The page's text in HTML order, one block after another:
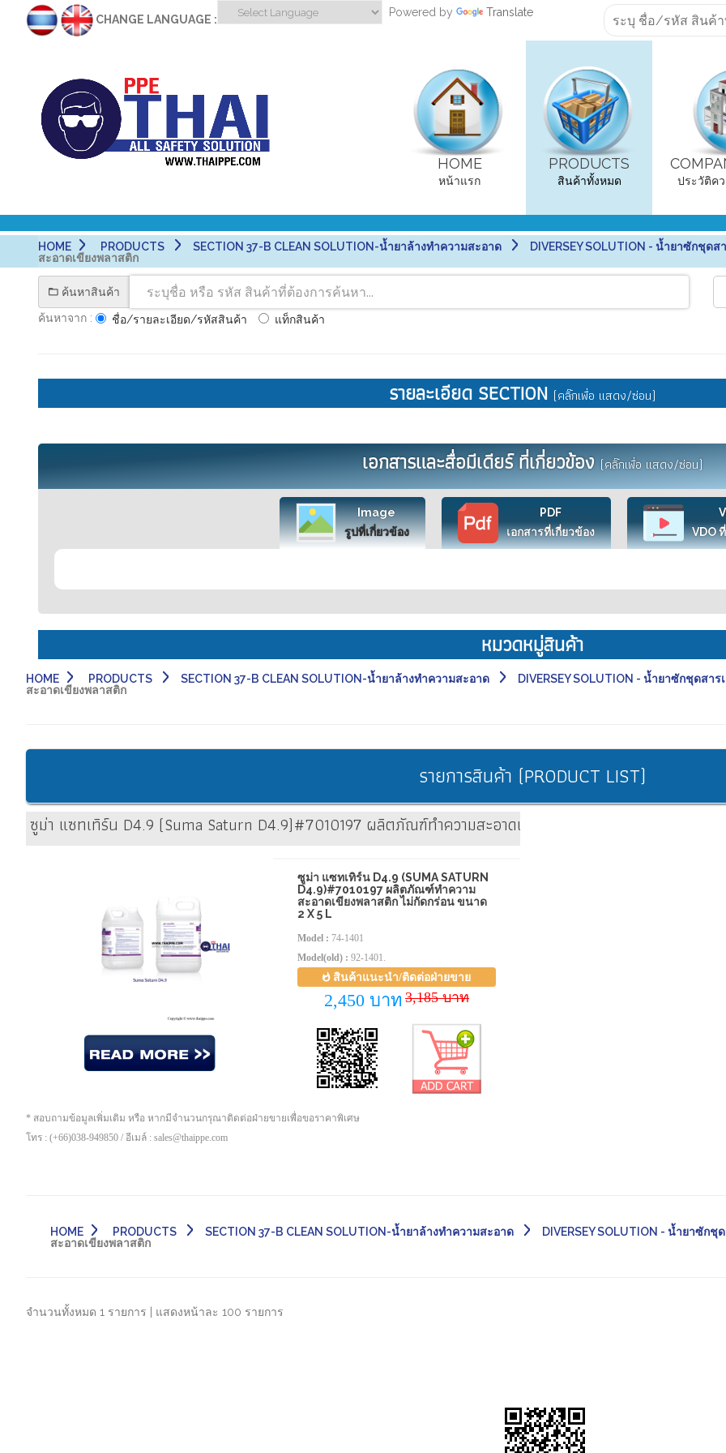
CHANGE LANGUAGE :
Powered by Translate
HOME
หน้าแรก
PRODUCTS
สินค้าทั้งหมด ประวัติค
HOME PRODUCTS SECTION 37-B CLEAN SOLUTION-น้ำยาล้างทำความสะอาด DIVERSEY SOLUTION - น้ำยาซักชุด
สะอาดเขียงพลาสติก
ค้นหาสินค้า
ค้นหาจาก :
ชื่อ/รายละเอียด/รหัสสินค้า แท็กสินค้า
รายละเอียด SECTION (คลิ๊กเพื่อ แสดง/ซ่อน)
เอกสารและสื่อมีเดียร์ ที่เกี่ยวข้อง(คลิ๊กเพื่อ แสดง/ซ่อน)
Image
รูปที่เกี่ยวข้อง
PDF
เอกสารที่เกี่ยวข้อง
VDO
หมวดหมู่สินค้า
HOME PRODUCTS SECTION 37-B CLEAN SOLUTION-น้ำยาล้างทำความสะอาด DIVERSEY SOLUTION - น้ำยาซักชุดสา
สะอาดเขียงพลาสติก
รายการสินค้า (PRODUCT LIST)
ซูม่า แซทเทิร์น D4.9 (Suma Saturn D4.9)#7010197 ผลิตภัณฑ์ทำความสะอาดเขียงพลาสติก ไม่กัดกร่อน ขนาด 2
ซูม่า แซทเทิร์น D4.9 (SUMA SATURN
D4.9)#7010197 ผลิตภัณฑ์ทำความ
สะอาดเขียงพลาสติก ไม่กัดกร่อน ขนาด
2 X 5 L
Model : 74-1401
Model(old) : 92-1401.
สินค้าแนะนำ/ติดต่อฝ่ายขาย
2,450 บาท 3,185 บาท
* สอบถามข้อมูลเพิ่มเติม หรือ หากมีจำนวนกรุณาติดต่อฝ่ายขายเพื่อขอราคาพิเศษ
โทร : (+66)038-949850 / อีเมล์ : sales@thaippe.com
HOME PRODUCTS SECTION 37-B CLEAN SOLUTION-น้ำยาล้างทำความสะอาด DIVERSEY SOLUTION - น้ำยาซัก
สะอาดเขียงพลาสติก
จำนวนทั้งหมด 1 รายการ | แสดงหน้าละ 100 รายการ